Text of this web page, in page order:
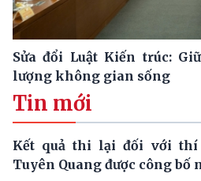
Sửa đổi Luật Kiến trúc:
lượng không gian sống
Tin mới
Kết quả thi lại đối với thí
Tuyên Quang được công bố